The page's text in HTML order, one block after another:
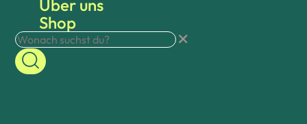
Über uns
Shop